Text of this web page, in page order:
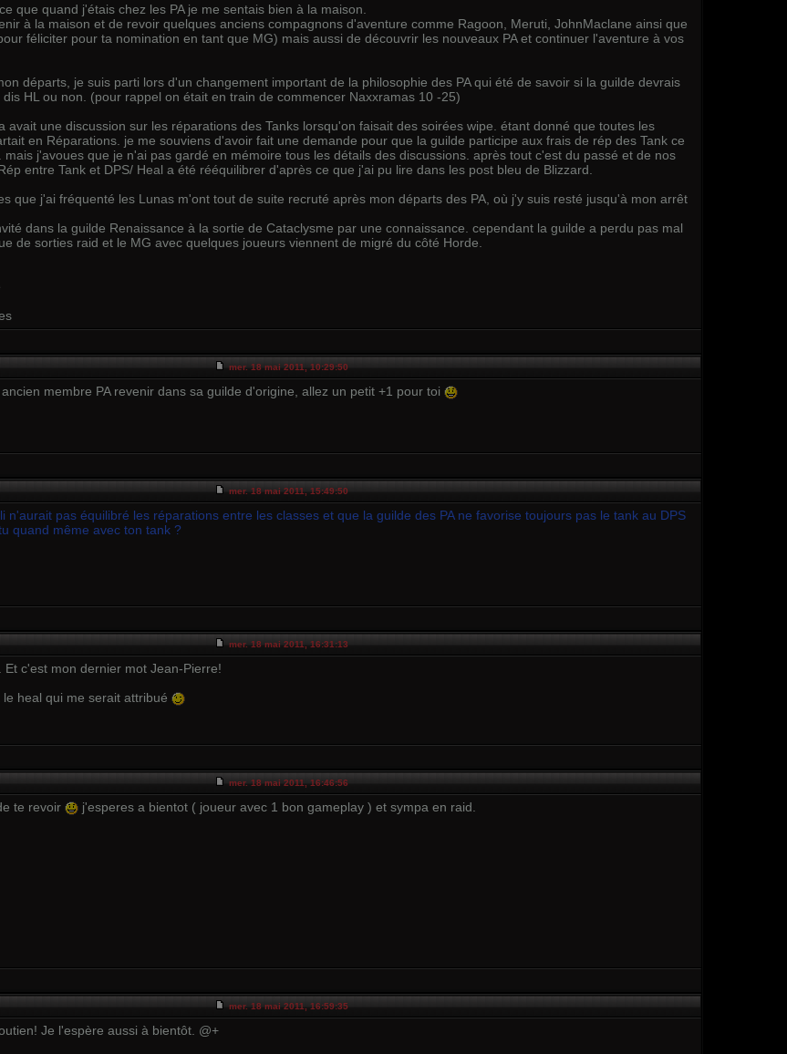
que quand j'étais chez les PA je me sentais bien à la maison.
à la maison et de revoir quelques anciens compagnons d'aventure comme Ragoon, Meruti, JohnMaclane ainsi que
féliciter pour ta nomination en tant que MG) mais aussi de découvrir les nouveaux PA et continuer l'aventure à vos
départs, je suis parti lors d'un changement important de la philosophie des PA qui été de savoir si la guilde devrais
HL ou non. (pour rappel on était en train de commencer Naxxramas 10 -25)
avait une discussion sur les réparations des Tanks lorsqu'on faisait des soirées wipe. étant donné que toutes les
en Réparations. je me souviens d'avoir fait une demande pour que la guilde participe aux frais de rép des Tank ce
mais j'avoues que je n'ai pas gardé en mémoire tous les détails des discussions. après tout c'est du passé et de nos
entre Tank et DPS/ Heal a été rééquilibrer d'après ce que j'ai pu lire dans les post bleu de Blizzard.
que j'ai fréquenté les Lunas m'ont tout de suite recruté après mon départs des PA, où j'y suis resté jusqu'à mon arrêt
dans la guilde Renaissance à la sortie de Cataclysme par une connaissance. cependant la guilde a perdu pas mal
de sorties raid et le MG avec quelques joueurs viennent de migré du côté Horde.
mer. 18 mai 2011, 10:29:50
membre PA revenir dans sa guilde d'origine, allez un petit +1 pour toi
mer. 18 mai 2011, 15:49:50
n'aurait pas équilibré les réparations entre les classes et que la guilde des PA ne favorise toujours pas le tank au DPS
quand même avec ton tank ?
mer. 18 mai 2011, 16:31:13
Et c'est mon dernier mot Jean-Pierre!
heal qui me serait attribué
mer. 18 mai 2011, 16:46:56
te revoir j'esperes a bientot ( joueur avec 1 bon gameplay ) et sympa en raid.
mer. 18 mai 2011, 16:59:35
Je l'espère aussi à bientôt. @+